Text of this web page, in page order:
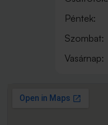
Péntek:
Szombat:
Vasárnap: